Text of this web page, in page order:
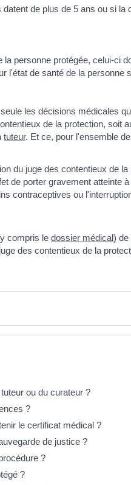
de plus de 5 ans ou si la
personne protégée, celui-ci
l'état de santé de la personne
les décisions médicales
de la protection, soit
tuteur. Et ce, pour l'ensemble
du juge des contentieux de
de porter gravement atteinte
contraceptives ou
compris ledossier médical) de
des contentieux de la
ou du curateur ?
?
le certificat médical ?
de justice ?
?
?